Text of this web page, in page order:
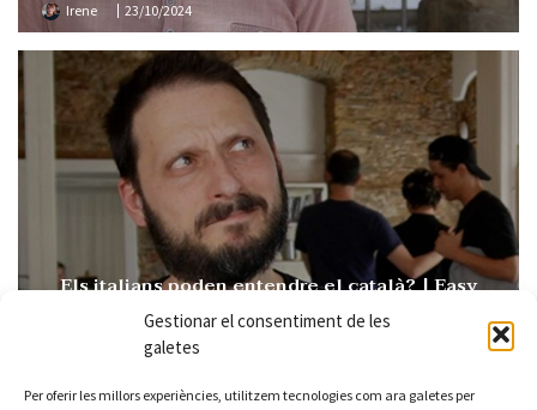
Gestionar el consentiment de les
galetes
Per oferir les millors experiències, utilitzem tecnologies com ara galetes per
Irene 23/10/2024
Els italians poden entendre el català? | Easy
Catalan 109
15/10/2024